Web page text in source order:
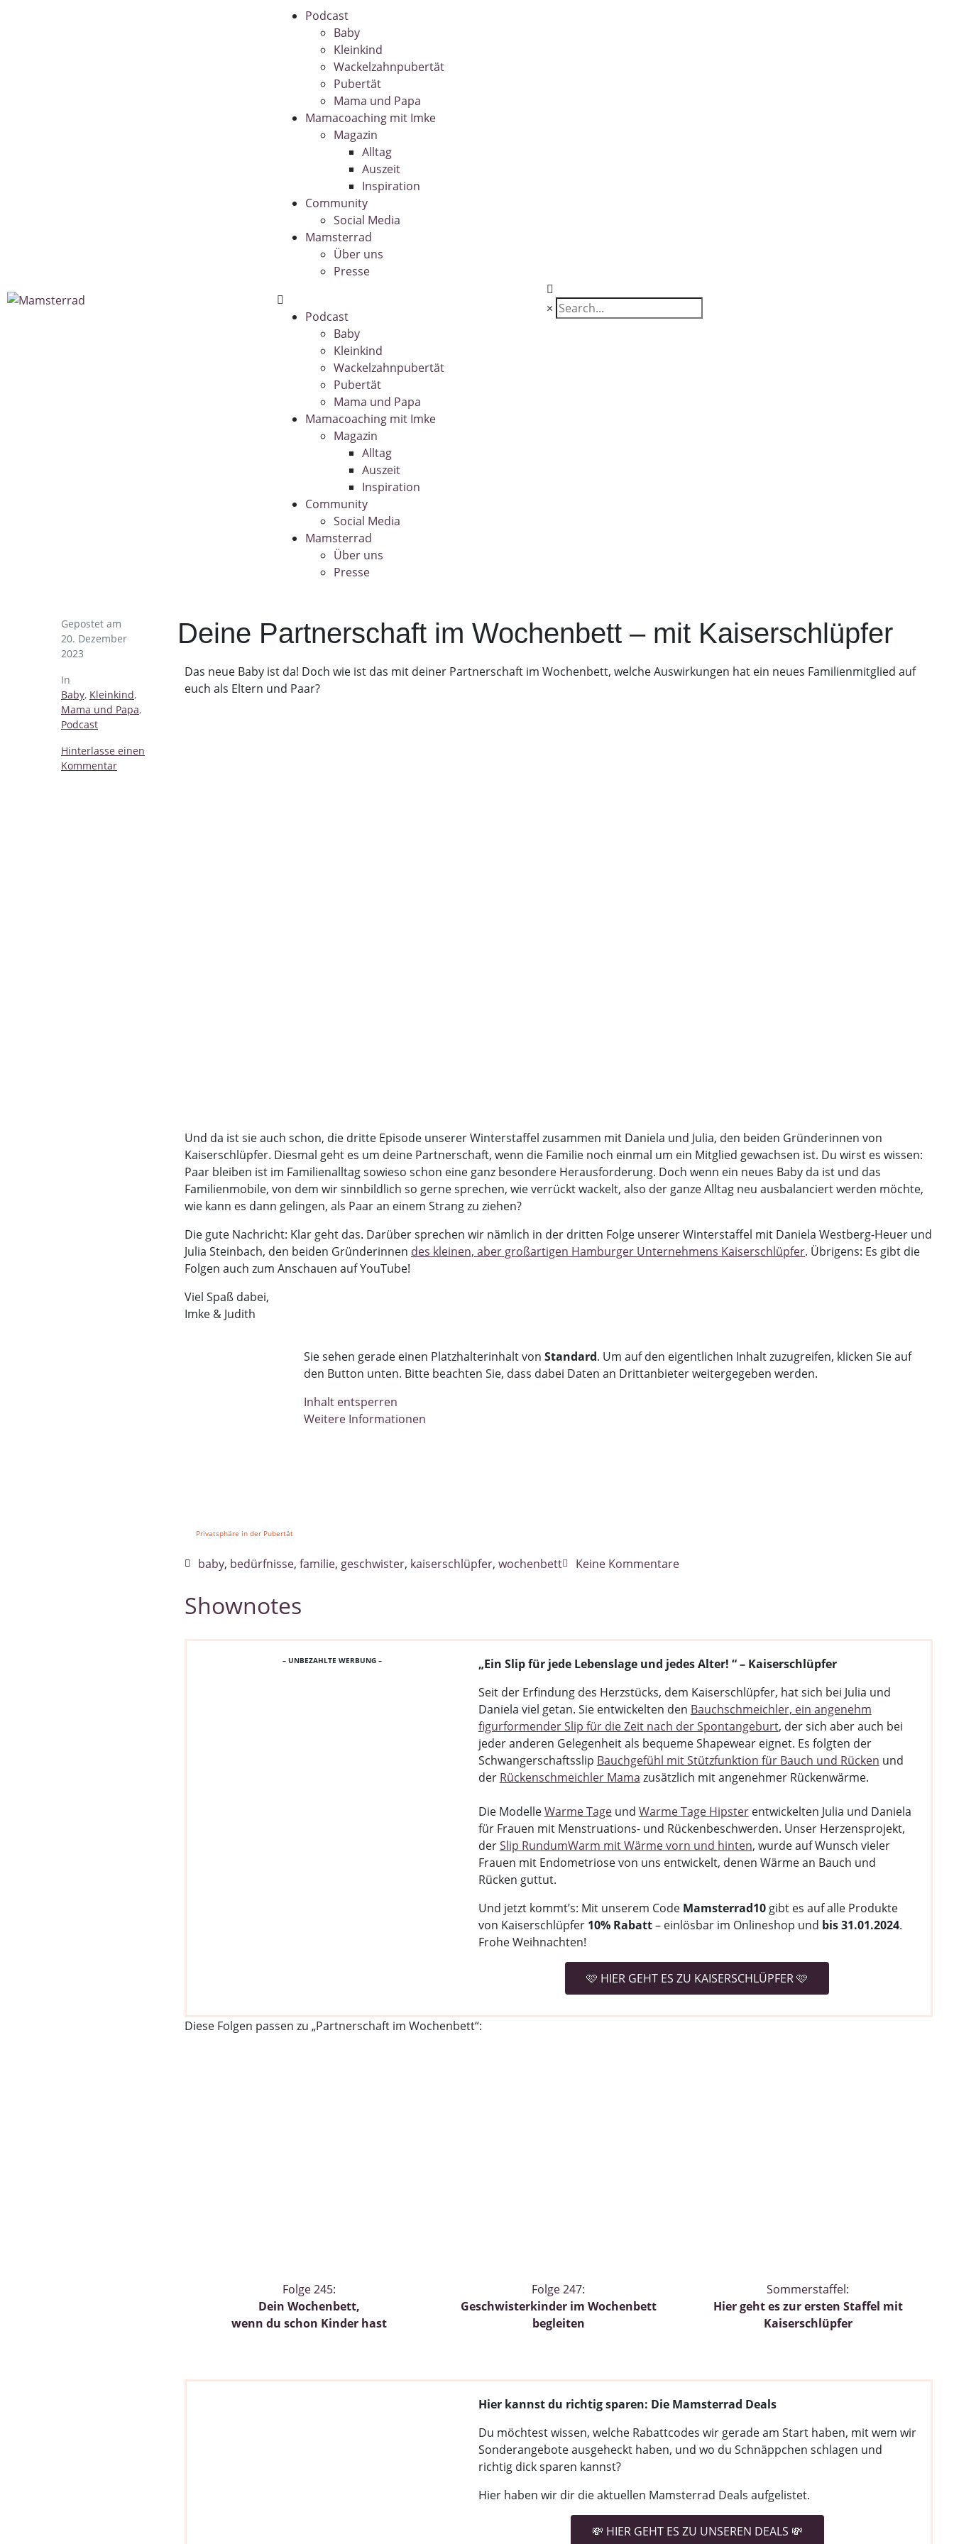
Podcast
Baby
Kleinkind
Wackelzahnpubertät
Pubertät
Mama und Papa
Mamacoaching mit Imke
Magazin
Alltag
Auszeit
Inspiration
Community
Social Media
Mamsterrad
Über uns
Presse
Podcast
Baby
Kleinkind
Wackelzahnpubertät
Pubertät
Mama und Papa
Mamacoaching mit Imke
Magazin
Alltag
Auszeit
Inspiration
Community
Social Media
Mamsterrad
Über uns
Presse
×
Gepostet am
20. Dezember
2023
In
Baby, Kleinkind,
Mama und Papa,
Podcast
Hinterlasse einen
Kommentar
Deine Partnerschaft im Wochenbett – mit Kaiserschlüpfer
Das neue Baby ist da! Doch wie ist das mit deiner Partnerschaft im Wochenbett, welche Auswirkungen hat ein neues Familienmitglied auf
euch als Eltern und Paar?
Und da ist sie auch schon, die dritte Episode unserer Winterstaffel zusammen mit Daniela und Julia, den beiden Gründerinnen von
Kaiserschlüpfer. Diesmal geht es um deine Partnerschaft, wenn die Familie noch einmal um ein Mitglied gewachsen ist. Du wirst es wissen:
Paar bleiben ist im Familienalltag sowieso schon eine ganz besondere Herausforderung. Doch wenn ein neues Baby da ist und das
Familienmobile, von dem wir sinnbildlich so gerne sprechen, wie verrückt wackelt, also der ganze Alltag neu ausbalanciert werden möchte,
wie kann es dann gelingen, als Paar an einem Strang zu ziehen?
Die gute Nachricht: Klar geht das. Darüber sprechen wir nämlich in der dritten Folge unserer Winterstaffel mit Daniela Westberg-Heuer und
Julia Steinbach, den beiden Gründerinnen des kleinen, aber großartigen Hamburger Unternehmens Kaiserschlüpfer. Übrigens: Es gibt die
Folgen auch zum Anschauen auf YouTube!
Viel Spaß dabei,
Imke & Judith
Privatsphäre in der Pubertät
Sie sehen gerade einen Platzhalterinhalt vonStandard. Um auf den eigentlichen Inhalt zuzugreifen, klicken Sie auf
den Button unten. Bitte beachten Sie, dass dabei Daten an Drittanbieter weitergegeben werden.
Inhalt entsperren
Weitere Informationen
baby, bedürfnisse, familie, geschwister, kaiserschlüpfer, wochenbett Keine Kommentare
Shownotes
– UNBEZAHLTE WERBUNG –
„Ein Slip für jede Lebenslage und jedes Alter! “ – Kaiserschlüpfer
Seit der Erfindung des Herzstücks, dem Kaiserschlüpfer, hat sich bei Julia und
Daniela viel getan. Sie entwickelten den Bauchschmeichler, ein angenehm
figurformender Slip für die Zeit nach der Spontangeburt, der sich aber auch bei
jeder anderen Gelegenheit als bequeme Shapewear eignet. Es folgten der
Schwangerschaftsslip Bauchgefühl mit Stützfunktion für Bauch und Rücken und
der Rückenschmeichler Mama zusätzlich mit angenehmer Rückenwärme.
Die ModelleWarme Tageund Warme Tage Hipsterentwickelten Julia und Daniela
für Frauen mit Menstruations- und Rückenbeschwerden. Unser Herzensprojekt,
derSlip RundumWarm mit Wärme vorn und hinten, wurde auf Wunsch vieler
Frauen mit Endometriose von uns entwickelt, denen Wärme an Bauch und
Rücken guttut.
Und jetzt kommt’s: Mit unserem Code Mamsterrad10gibt es auf alle Produkte
von Kaiserschlüpfer 10% Rabatt– einlösbar im Onlineshop und bis 31.01.2024.
Frohe Weihnachten!
🩷 HIER GEHT ES ZU KAISERSCHLÜPFER 🩷
Diese Folgen passen zu „Partnerschaft im Wochenbett“:
Folge 245:
Dein Wochenbett,
wenn du schon Kinder hast
Folge 247:
Geschwisterkinder im Wochenbett
begleiten
Sommerstaffel:
Hier geht es zur ersten Staffel mit
Kaiserschlüpfer
Hier kannst du richtig sparen: Die Mamsterrad Deals
Du möchtest wissen, welche Rabattcodes wir gerade am Start haben, mit wem wir
Sonderangebote ausgeheckt haben, und wo du Schnäppchen schlagen und
richtig dick sparen kannst?
Hier haben wir dir die aktuellen Mamsterrad Deals aufgelistet.
💸 HIER GEHT ES ZU UNSEREN DEALS 💸